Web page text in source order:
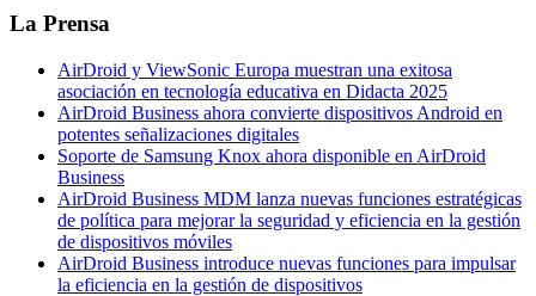
La Prensa
AirDroid y ViewSonic Europa muestran una exitosa
asociación en tecnología educativa en Didacta 2025
AirDroid Business ahora convierte dispositivos Android en
potentes señalizaciones digitales
Soporte de Samsung Knox ahora disponible en AirDroid
Business
AirDroid Business MDM lanza nuevas funciones estratégicas
de política para mejorar la seguridad y eficiencia en la gestión
de dispositivos móviles
AirDroid Business introduce nuevas funciones para impulsar
la eficiencia en la gestión de dispositivos